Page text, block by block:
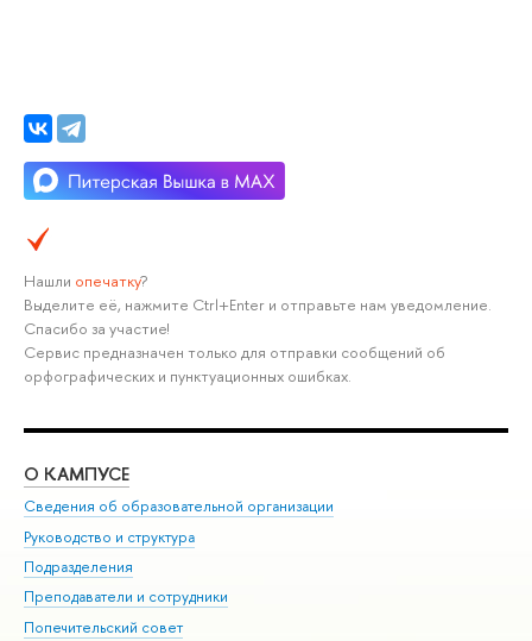
Нашли опечатку?
Выделите её, нажмите Ctrl+Enter и отправьте нам уведомление.
Спасибо за участие!
Сервис предназначен только для отправки сообщений об
орфографических и пунктуационных ошибках.
О КАМПУСЕ
Сведения об образовательной организации
Руководство и структура
Подразделения
Преподаватели и сотрудники
Попечительский совет